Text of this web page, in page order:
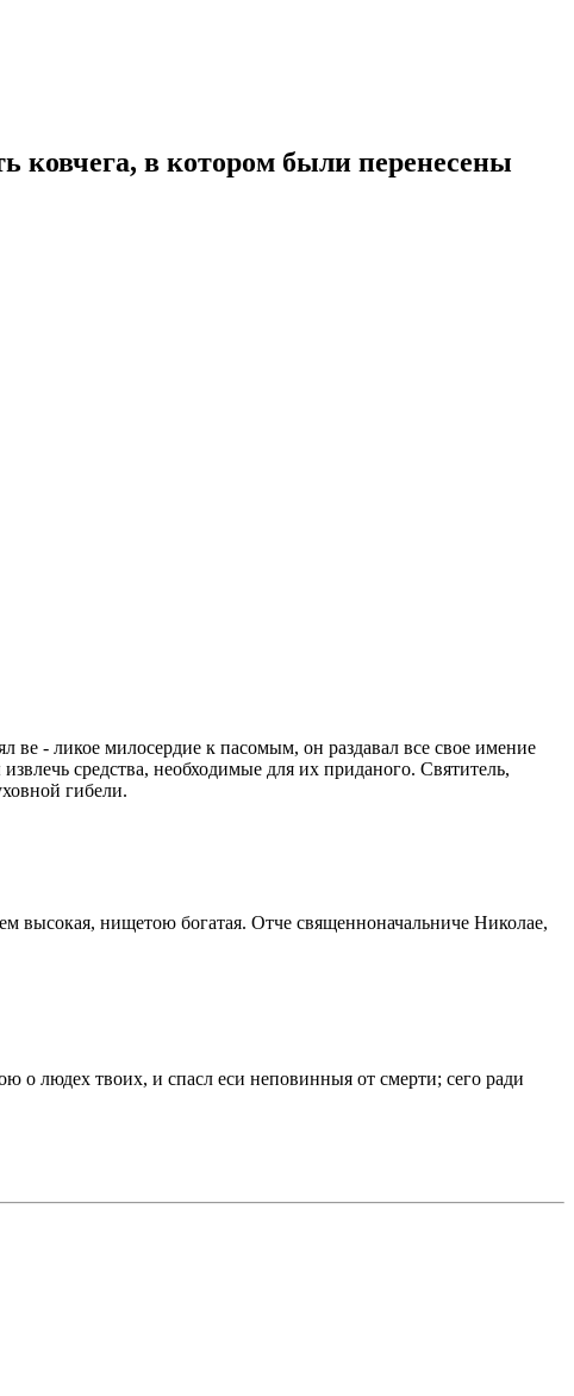
ковчега, в котором были перенесены
- ликое милосердие к пасомым, он раздавал все свое имение
средства, необходимые для их приданого. Святитель,
гибели.
высокая, нищетою богатая. Отче священноначальниче Николае,
о людех твоих, и спасл еси неповинныя от смерти; сего ради